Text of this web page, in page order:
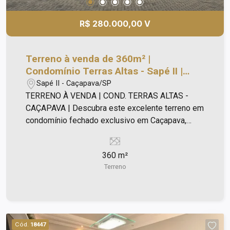
R$ 280.000,00 V
Terreno à venda de 360m² |
Condomínio Terras Altas - Sapé II |
Caçapava |
Sapé II - Caçapava/SP
TERRENO À VENDA | COND. TERRAS ALTAS -
CAÇAPAVA | Descubra este excelente terreno em
condomínio fechado exclusivo em Caçapava,
residência de alto padrão. Localizado em uma
região estratégica do Vale do Paraíba, este
imóvel reúne praticidade, valorização e
com leve aclive. - Área total de 360m² (12 x 30
360 m²
Terreno
Cód. 18447